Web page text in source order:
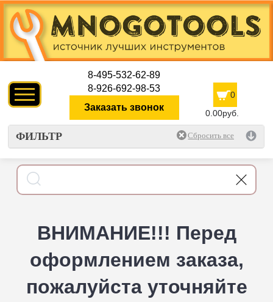
8-495-532-62-89
8-926-692-98-53
Заказать звонок
0
0.00руб.
ФИЛЬТР
ВНИМАНИЕ!!! Перед
оформлением заказа,
пожалуйста уточняйте